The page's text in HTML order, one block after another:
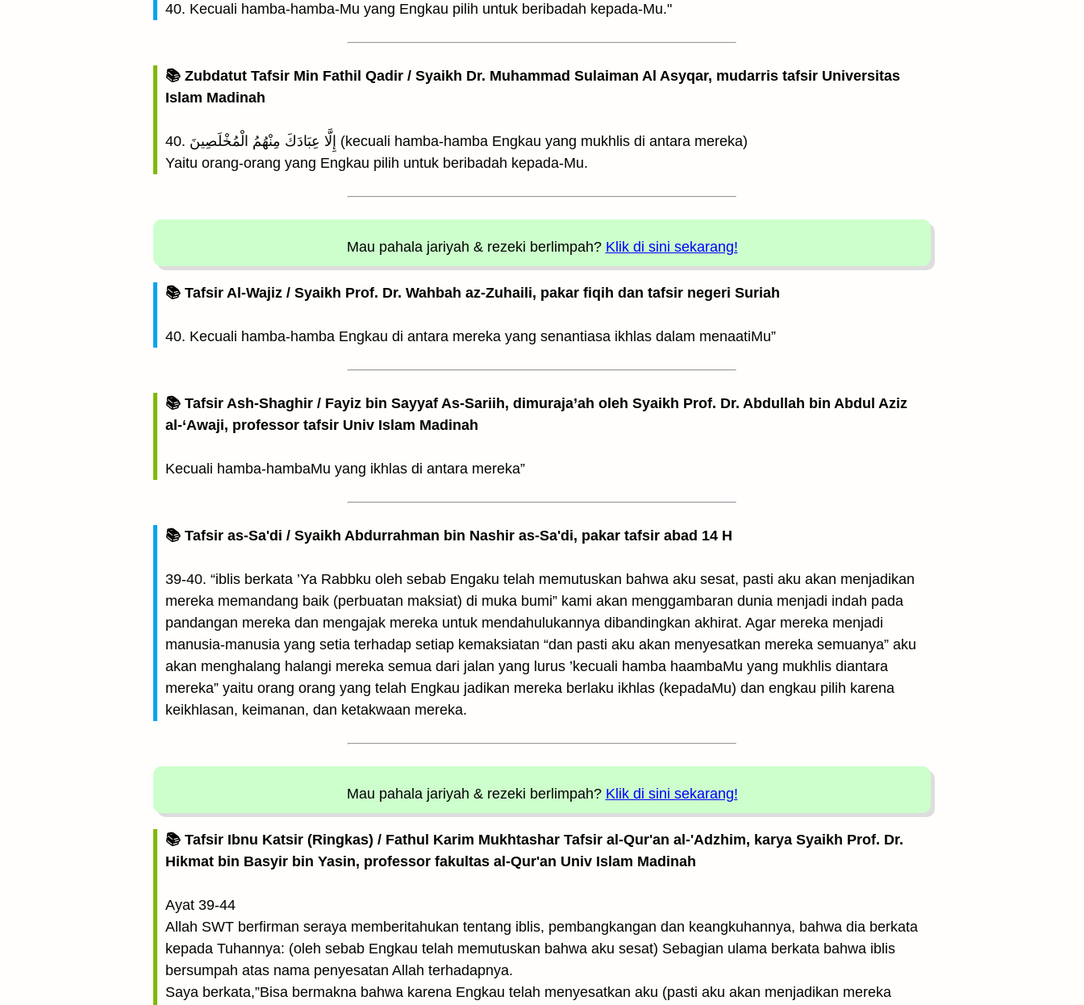
40. Kecuali hamba-hamba-Mu yang Engkau pilih untuk beribadah kepada-Mu."
📚 Zubdatut Tafsir Min Fathil Qadir / Syaikh Dr. Muhammad Sulaiman Al Asyqar, mudarris tafsir Universitas
Islam Madinah
40. إِلَّا عِبَادَكَ مِنْهُمُ الْمُخْلَصِينَ (kecuali hamba-hamba Engkau yang mukhlis di antara mereka)
Yaitu orang-orang yang Engkau pilih untuk beribadah kepada-Mu.
Mau pahala jariyah & rezeki berlimpah? Klik di sini sekarang!
📚 Tafsir Al-Wajiz / Syaikh Prof. Dr. Wahbah az-Zuhaili, pakar fiqih dan tafsir negeri Suriah
40. Kecuali hamba-hamba Engkau di antara mereka yang senantiasa ikhlas dalam menaatiMu”
📚 Tafsir Ash-Shaghir / Fayiz bin Sayyaf As-Sariih, dimuraja’ah oleh Syaikh Prof. Dr. Abdullah bin Abdul Aziz
al-‘Awaji, professor tafsir Univ Islam Madinah
Kecuali hamba-hambaMu yang ikhlas di antara mereka”
📚 Tafsir as-Sa'di / Syaikh Abdurrahman bin Nashir as-Sa'di, pakar tafsir abad 14 H
39-40. “iblis berkata ’Ya Rabbku oleh sebab Engaku telah memutuskan bahwa aku sesat, pasti aku akan menjadikan
mereka memandang baik (perbuatan maksiat) di muka bumi” kami akan menggambaran dunia menjadi indah pada
pandangan mereka dan mengajak mereka untuk mendahulukannya dibandingkan akhirat. Agar mereka menjadi
manusia-manusia yang setia terhadap setiap kemaksiatan “dan pasti aku akan menyesatkan mereka semuanya” aku
akan menghalang halangi mereka semua dari jalan yang lurus ’kecuali hamba haambaMu yang mukhlis diantara
mereka” yaitu orang orang yang telah Engkau jadikan mereka berlaku ikhlas (kepadaMu) dan engkau pilih karena
keikhlasan, keimanan, dan ketakwaan mereka.
Mau pahala jariyah & rezeki berlimpah? Klik di sini sekarang!
📚 Tafsir Ibnu Katsir (Ringkas) / Fathul Karim Mukhtashar Tafsir al-Qur'an al-'Adzhim, karya Syaikh Prof. Dr.
Hikmat bin Basyir bin Yasin, professor fakultas al-Qur'an Univ Islam Madinah
Ayat 39-44
Allah SWT berfirman seraya memberitahukan tentang iblis, pembangkangan dan keang­kuhannya, bahwa dia berkata
kepada Tuhannya: (oleh sebab Engkau telah memutuskan bahwa aku sesat) Sebagian ulama berkata bahwa iblis
bersumpah atas nama penyesatan Allah terhadapnya.
Saya berkata,”Bisa bermakna bahwa karena Engkau telah menyesatkan aku (pasti aku akan menjadikan mereka